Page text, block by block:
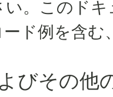
。このド
ド例を含
びその